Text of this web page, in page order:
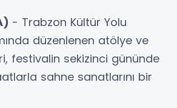
- Trabzon Kültür Yolu
düzenlenen atölye ve
festivalin sekizinci gününde
sahne sanatlarını bir